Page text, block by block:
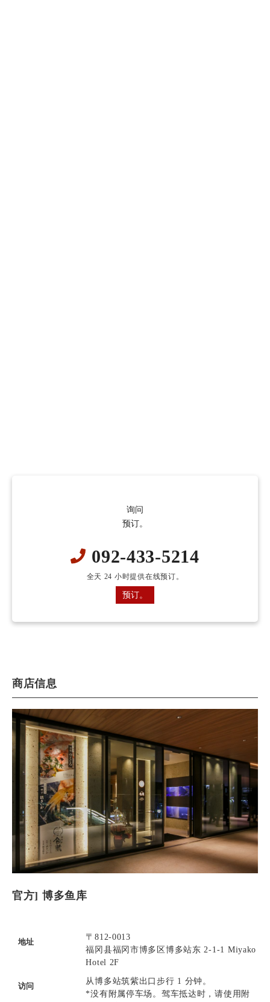
询问
预订。
092-433-5214
全天 24 小时提供在线预订。
预订。
商店信息
官方] 博多鱼库
地址
〒812-0013
福冈县福冈市博多区博多站东 2-1-1 Miyako
Hotel 2F
访问
从博多站筑紫出口步行 1 分钟。
*没有附属停车场。驾车抵达时，请使用附